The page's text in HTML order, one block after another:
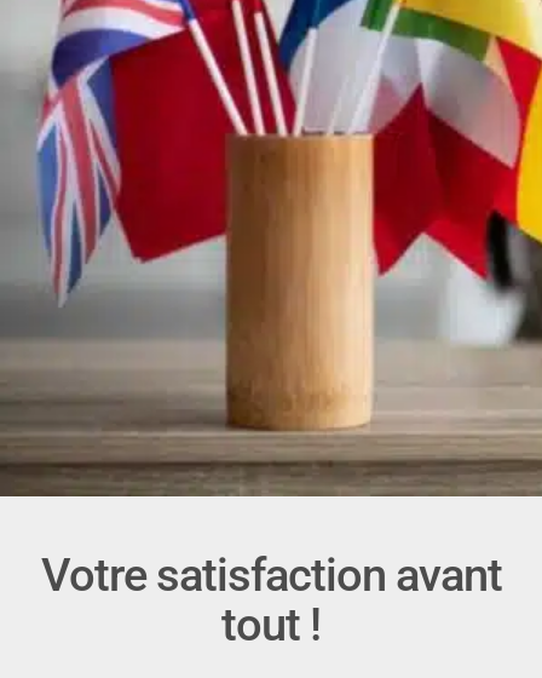
Votre satisfaction avant
tout !